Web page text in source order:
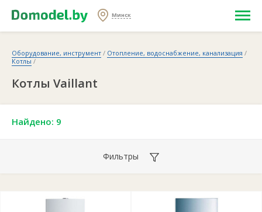
Минск
Оборудование, инструмент / Отопление, водоснабжение, канализация /
Котлы /
Котлы Vaillant
Найдено: 9
Фильтры